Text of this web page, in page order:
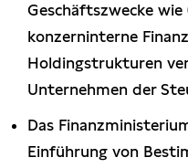
Geschäftszwecke wie
konzerninterne
Holdingstrukturen
Unternehmen der
Das
Einführung von